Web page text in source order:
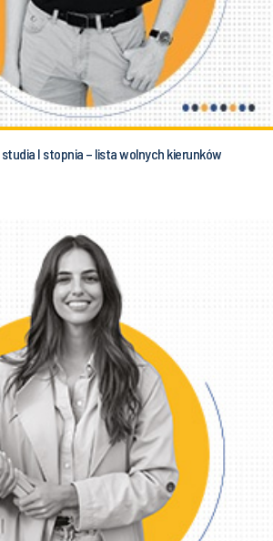
I stopnia – lista wolnych kierunków